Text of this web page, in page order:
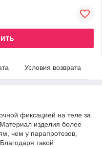
Условия возврата
фиксацией на теле за
изделия более
чем у парапротезов,
такой